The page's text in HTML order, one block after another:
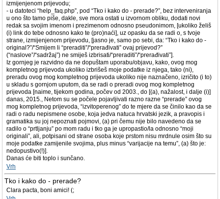
izmijenjenom prijevodu;
- u datoteci “help_faq.php”, pod “Tko i kako do - prerade?”, bez interveniranja
u ono što tamo piše, dakle, sve mora ostati u izvornom obliku, dodati novi
redak sa svojim imenom i prezimenom odnosno pseudonimom, [ukoliko želiš
(i) link do tebe odnosno kako te (pro)naći], uz opasku da se radi o, s tvoje
strane, izmijenjenom prijevodu, [jasno je, samo po sebi, da: “Tko i kako do -
original?”/“Smijem li “preraditi”/“prerađivati” ovaj prijevod?”
(“naslove”/“sadržaj”) ne smiješ izbrisati/“preraditi”/“prerađivati”].
Iz gornjeg je razvidno da ne dopuštam uporabu/objavu, kako, ovog mog
kompletnog prijevoda ukoliko izbrišeš moje podatke iz njega, tako (ni),
preradu ovog mog kompletnog prijevoda ukoliko nije naznačeno, izričito (i to)
u skladu s gornjom uputom, da se radi o preradi ovog mog kompletnog
prijevoda [naime, tijekom godina, počev od 2003., do [(a), nažalost, i dalje (i)]
danas, 2015., Netom su se počele pojavljivati razno razne “prerade” ovog
mog kompletnog prijevoda, “izvitoperenog” do te mjere da se činilo kao da se
radi o radu nepismene osobe, koja jedva natuca hrvatski jezik, a pravopis i
gramatika su joj nepoznati pojmovi, (a) pri čemu nije bilo navedeno da se
radilo o “prtljanju” po mom radu i tko ga je upropastio/la odnosno “moji
originali”, ali, potpisani od strane osoba koje prstom nisu mrdnule osim što su
moje podatke zamijenile svojima, plus minus “varijacije na temu”, (a) što je:
nedopustivo(!)].
Danas će biti toplo i sunčano.
Vrh
Tko i kako do - prerade?
Clara pacta, boni amici! (;